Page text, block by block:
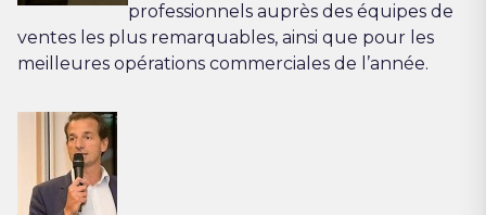
professionnels auprès des équipes de
ventes les plus remarquables, ainsi que pour les
meilleures opérations commerciales de l’année.